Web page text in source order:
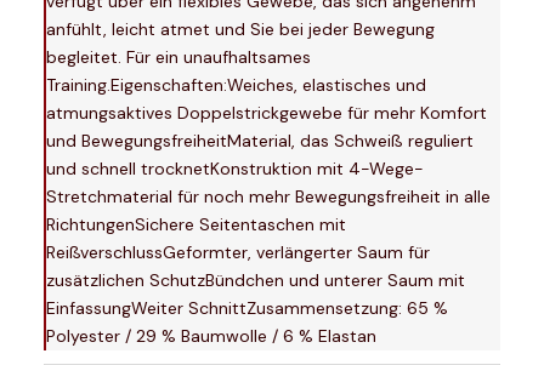
anfühlt, leicht atmet und Sie bei jeder Bewegung
begleitet. Für ein unaufhaltsames
Training.Eigenschaften:Weiches, elastisches und
atmungsaktives Doppelstrickgewebe für mehr Komfort
und BewegungsfreiheitMaterial, das Schweiß reguliert
und schnell trocknetKonstruktion mit 4-Wege-
Stretchmaterial für noch mehr Bewegungsfreiheit in alle
RichtungenSichere Seitentaschen mit
ReißverschlussGeformter, verlängerter Saum für
zusätzlichen SchutzBündchen und unterer Saum mit
EinfassungWeiter SchnittZusammensetzung: 65 %
Polyester / 29 % Baumwolle / 6 % Elastan